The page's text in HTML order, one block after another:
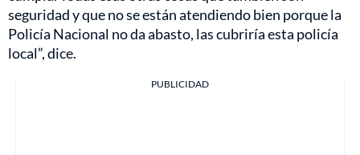
seguridad y que no se están atendiendo bien porque la
Policía Nacional no da abasto, las cubriría esta policía
local”, dice.
PUBLICIDAD